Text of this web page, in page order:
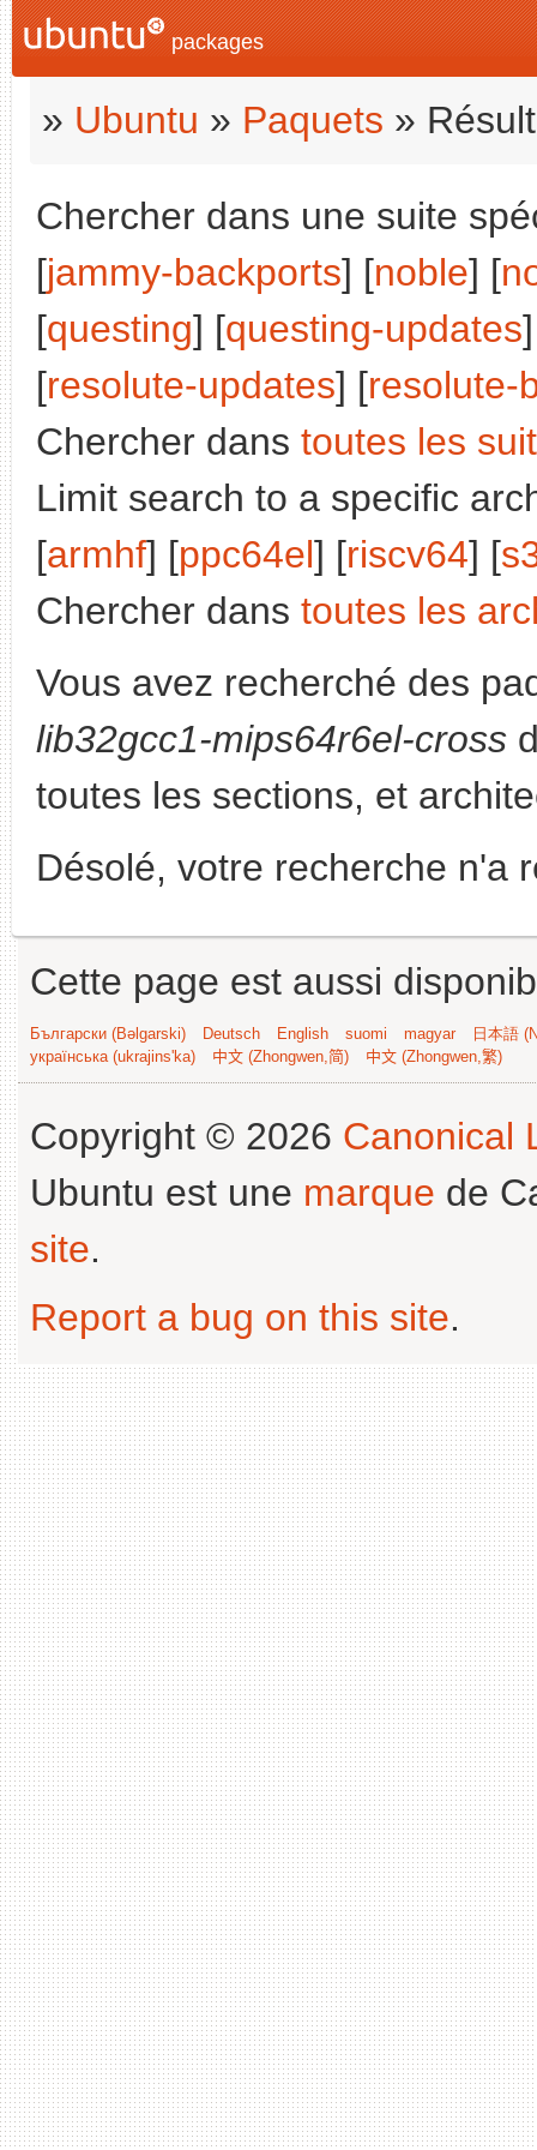
packages
» Ubuntu » Paquets »
Chercher dans une suite
[jammy-backports] [noble] [
[questing] [questing-updates
[resolute-updates] [resolute-
Chercher dans toutes les
Limit search to a specific
[armhf] [ppc64el] [riscv64] [
Chercher dans toutes les
Vous avez recherché des
lib32gcc1-mips64r6el-cross
toutes les sections, et
Désolé, votre recherche n'a
Cette page est aussi
Български (Bəlgarski) Deutsch English suomi magyar
日本語
українська (ukrajins'ka)
中文 (Zhongwen,简) 中文 (Zhongwen,繁)
Copyright © 2026 Canonical
Ubuntu est une marque de
site.
Report a bug on this site.